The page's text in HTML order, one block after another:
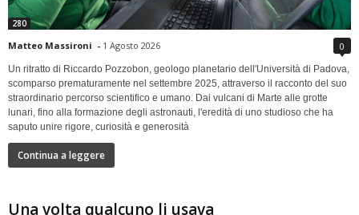
280
Matteo Massironi - 1 Agosto 2026 0
Un ritratto di Riccardo Pozzobon, geologo planetario dell'Università di Padova,
scomparso prematuramente nel settembre 2025, attraverso il racconto del suo
straordinario percorso scientifico e umano. Dai vulcani di Marte alle grotte
lunari, fino alla formazione degli astronauti, l'eredità di uno studioso che ha
saputo unire rigore, curiosità e generosità
Continua a leggere
Una volta qualcuno li usava